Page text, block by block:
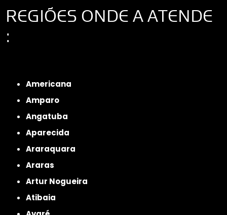
REGIÕES ONDE A ATENDE
:
Americana
Amparo
Angatuba
Aparecida
Araraquara
Araras
Artur Nogueira
Atibaia